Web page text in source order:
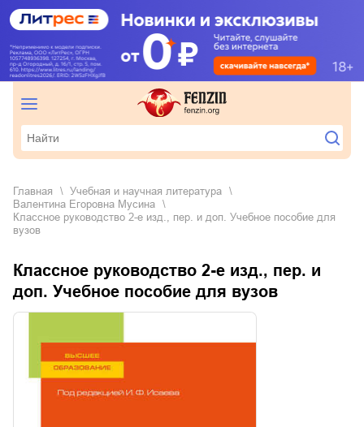
Главная
учебная и научная литература
Валентина Егоровна Мусина
Классное руководство 2-е изд., пер. и доп. Учебное пособие для
вузов
Классное руководство 2-е изд., пер. и
доп. Учебное пособие для вузов